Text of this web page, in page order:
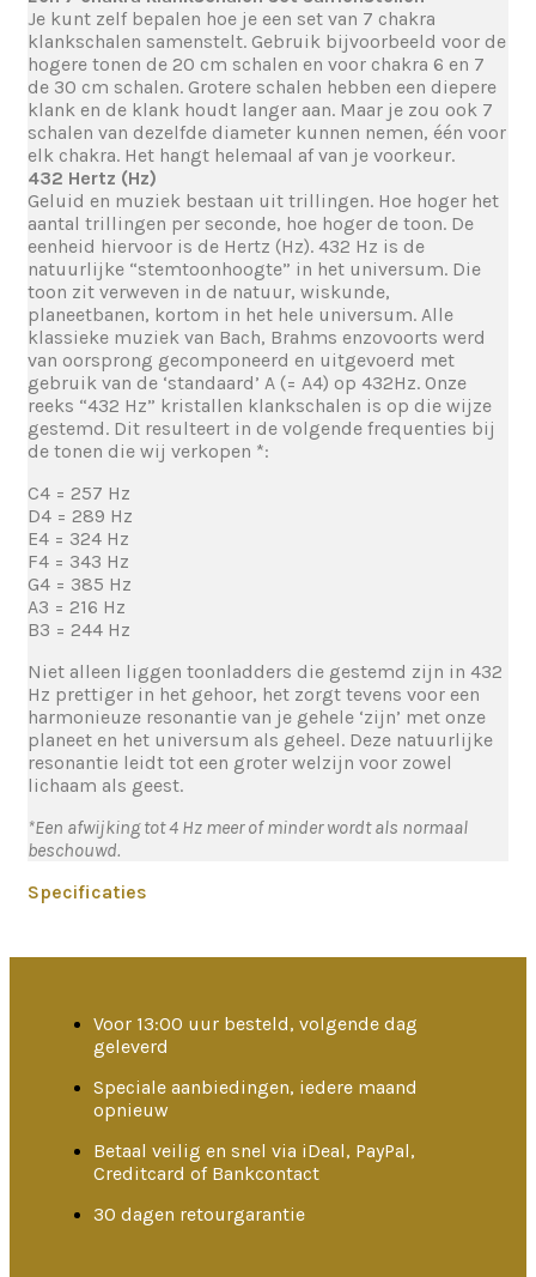
Je kunt zelf bepalen hoe je een set van 7 chakra
klankschalen samenstelt. Gebruik bijvoorbeeld voor de
hogere tonen de 20 cm schalen en voor chakra 6 en 7
de 30 cm schalen. Grotere schalen hebben een diepere
klank en de klank houdt langer aan. Maar je zou ook 7
schalen van dezelfde diameter kunnen nemen, één voor
elk chakra. Het hangt helemaal af van je voorkeur.
432 Hertz (Hz)
Geluid en muziek bestaan uit trillingen. Hoe hoger het
aantal trillingen per seconde, hoe hoger de toon. De
eenheid hiervoor is de Hertz (Hz). 432 Hz is de
natuurlijke “stemtoonhoogte” in het universum. Die
toon zit verweven in de natuur, wiskunde,
planeetbanen, kortom in het hele universum. Alle
klassieke muziek van Bach, Brahms enzovoorts werd
van oorsprong gecomponeerd en uitgevoerd met
gebruik van de ‘standaard’ A (= A4) op 432Hz. Onze
reeks “432 Hz” kristallen klankschalen is op die wijze
gestemd. Dit resulteert in de volgende frequenties bij
de tonen die wij verkopen *:
C4 = 257 Hz
D4 = 289 Hz
E4 = 324 Hz
F4 = 343 Hz
G4 = 385 Hz
A3 = 216 Hz
B3 = 244 Hz
Niet alleen liggen toonladders die gestemd zijn in 432
Hz prettiger in het gehoor, het zorgt tevens voor een
harmonieuze resonantie van je gehele ‘zijn’ met onze
planeet en het universum als geheel. Deze natuurlijke
resonantie leidt tot een groter welzijn voor zowel
lichaam als geest.
*Een afwijking tot 4 Hz meer of minder wordt als normaal
beschouwd.
Specificaties
Voor 13:00 uur besteld, volgende dag
geleverd
Speciale aanbiedingen, iedere maand
opnieuw
Betaal veilig en snel via iDeal, PayPal,
Creditcard of Bankcontact
30 dagen retourgarantie